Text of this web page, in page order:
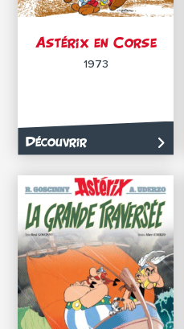
Astérix en Corse
1973
Découvrir